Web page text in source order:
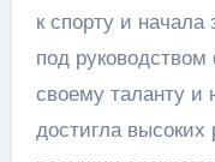
к спорту и начала
под
своему таланту и
достигла высоких